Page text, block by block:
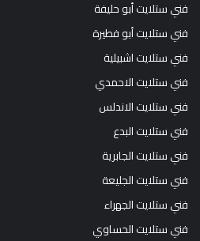
فني ستلايت أبو حليفة
فني ستلايت أبو فطيرة
فني ستلايت اشبيلية
فني ستلايت الاحمدي
فني ستلايت الاندلس
فني ستلايت البدع
فني ستلايت الجابرية
فني ستلايت الجليعة
فني ستلايت الجهراء
فني ستلايت الحساوي